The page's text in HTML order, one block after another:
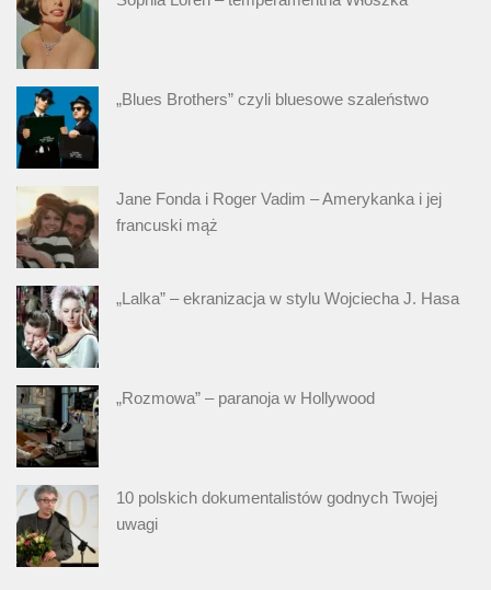
„Blues Brothers” czyli bluesowe szaleństwo
Jane Fonda i Roger Vadim – Amerykanka i jej
francuski mąż
„Lalka” – ekranizacja w stylu Wojciecha J. Hasa
„Rozmowa” – paranoja w Hollywood
10 polskich dokumentalistów godnych Twojej
uwagi